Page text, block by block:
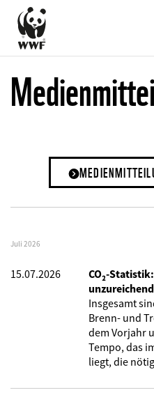
Direkt
zum
Inhalt
Juli 2026
15.07.2026
CO₂-
Insgesamt
Brenn- und
dem Vorjahr
Tempo, das
liegt, die